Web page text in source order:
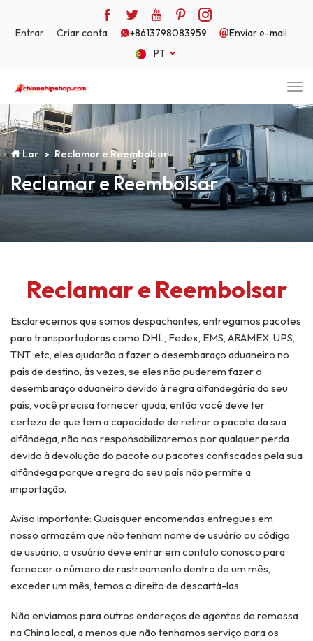
Entrar Criar conta +8613798083959
Enviar e-mail
PT
Lar Reclamar e Reembolsar
Reclamar e Reembolsar
Reclamar e Reembolsar
Esclarecemos que somos despachantes, entregamos pacotes
para transportadoras como DHL, Fedex, EMS, ARAMEX, UPS,
TNT. etc, eles ajudarão a fazer o desembaraço aduaneiro no
país de destino, às vezes, se eles não puderem fazer o
desembaraço aduaneiro devido à regra alfandegária do seu
país, você precisa fornecer ajuda, então você deve ter
certeza de que tem a capacidade de retirar o pacote da sua
alfândega, não nos responsabilizaremos por qualquer perda
devido à devolução do pacote ou pacotes confiscados pela sua
alfândega porque a regra do seu país não permite a
importação.
Aviso importante: Quaisquer encomendas entregues em
nosso armazém que não tenham nome de usuário ou código
de usuário, o usuário deve entrar em contato conosco para
fornecer o número de rastreamento dentro de um mês,
exceder um mês, temos o direito de descartá-las.
Não enviamos para outros endereços de agentes de remessa
na China local, a menos que não tenhamos serviço para os